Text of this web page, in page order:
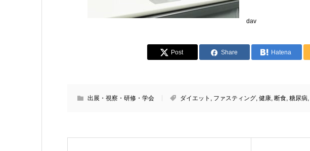
dav
Post Share Hatena
出展・視察・研修・学会 ダイエット , ファスティング, 健康, 断食, 糖尿病,